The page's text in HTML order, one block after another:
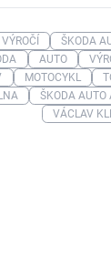
VÝROČÍ ŠKODA
AUTO
MOTOCYKL
ŠKODA AUTO
VÁCLAV